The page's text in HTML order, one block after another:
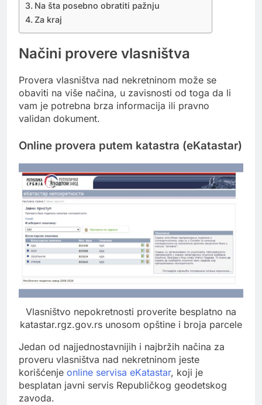
Na šta posebno obratiti pažnju
Za kraj
Načini provere vlasništva
Provera vlasništva nad nekretninom može se
obaviti na više načina, u zavisnosti od toga da li
vam je potrebna brza informacija ili pravno
validan dokument.
Online provera putem katastra (eKatastar)
Vlasništvo nepokretnosti proverite besplatno na
katastar.rgz.gov.rs unosom opštine i broja parcele
Jedan od najjednostavnijih i najbržih načina za
proveru vlasništva nad nekretninom jeste
korišćenje online servisa eKatastar, koji je
besplatan javni servis Republičkog geodetskog
zavoda.